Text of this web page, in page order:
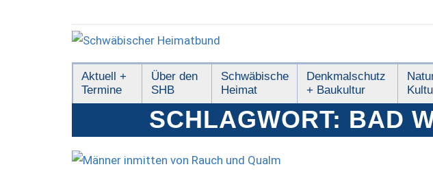
Schwäbischer
Heimatbund
Aktuell +
Termine
Über den
SHB
Schwäbische
Heimat
Denkmalschutz
+ Baukultur
SCHLAGWORT: BAD